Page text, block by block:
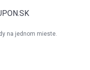
na jednom mieste.